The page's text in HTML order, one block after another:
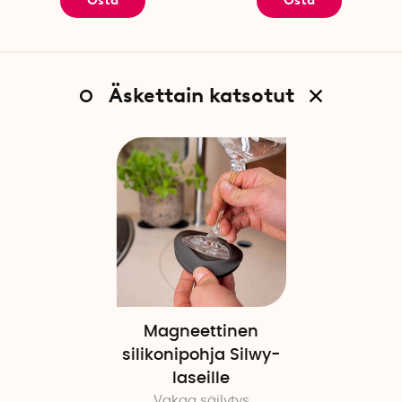
Äskettain katsotut
Magneettinen
silikonipohja Silwy-
laseille